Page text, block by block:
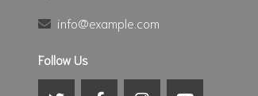
info@example.com
Follow Us